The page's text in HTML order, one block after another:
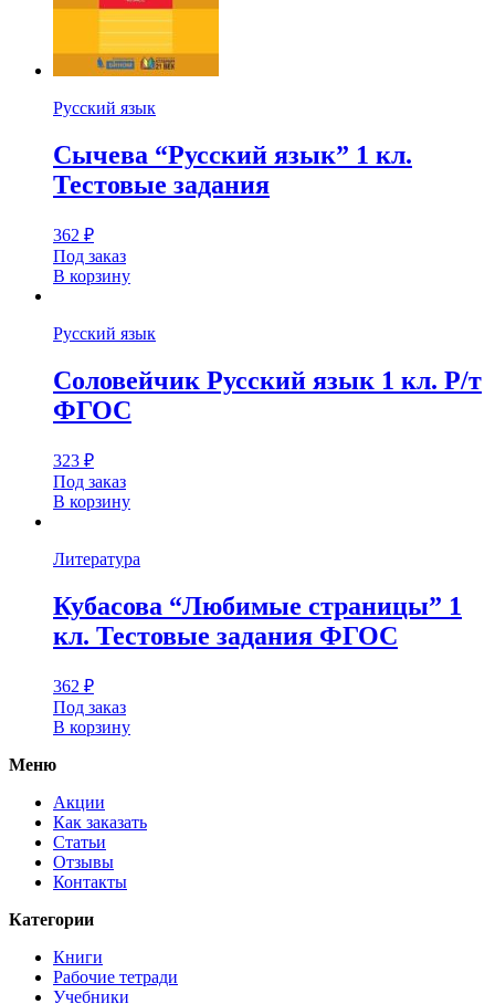
Русский язык
Сычева “Русский язык” 1 кл.
Тестовые задания
362 ₽
Под заказ
В корзину
Русский язык
Соловейчик Русский язык 1 кл. Р/т
ФГОС
323 ₽
Под заказ
В корзину
Литература
Кубасова “Любимые страницы” 1
кл. Тестовые задания ФГОС
362 ₽
Под заказ
В корзину
Меню
Акции
Как заказать
Статьи
Отзывы
Контакты
Категории
Книги
Рабочие тетради
Учебники